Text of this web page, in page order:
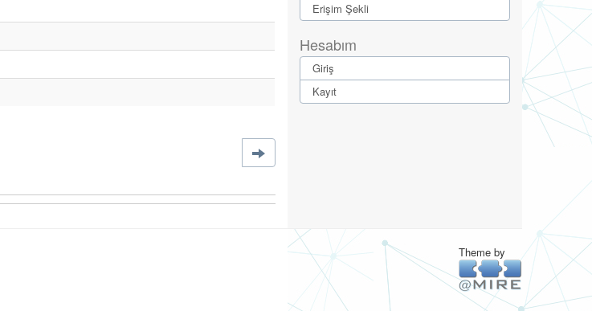
Erişim Şekli
Hesabım
Giriş
Kayıt
Theme by